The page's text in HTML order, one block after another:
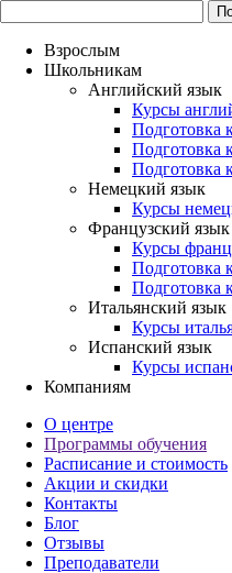
Взрослым
Школьникам
Английский язык
Курсы
Подготовка
Подготовка
Подготовка
Немецкий язык
Курсы
Французский язык
Курсы
Подготовка
Подготовка
Итальянский язык
Курсы
Испанский язык
Курсы
Компаниям
О центре
Программы обучения
Расписание и стоимость
Акции и скидки
Контакты
Блог
Отзывы
Преподаватели